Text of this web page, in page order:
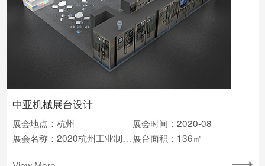
中亚机械展台设计
展会地点：杭州
展会时间：2020-08
展会名称：2020杭州工业制造业博览会 展台面积：136㎡